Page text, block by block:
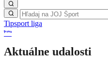
Tipsport liga
Aktuálne udalosti